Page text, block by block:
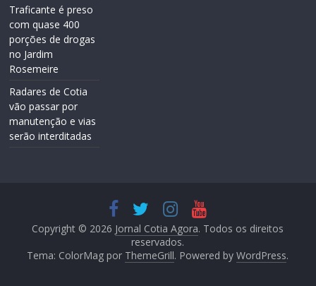
Traficante é preso
com quase 400
porções de drogas
no Jardim
Rosemeire
Radares de Cotia
vão passar por
manutenção e vias
serão interditadas
Copyright © 2026 Jornal Cotia Agora. Todos os direitos
reservados.
Tema: ColorMag por ThemeGrill. Powered byWordPress.